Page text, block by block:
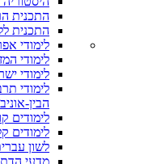
התכנית
התכנית
לימודי
לימודי
לימודי
לימודי
הבין-
לימודים
לימודים
לשון
מדעי